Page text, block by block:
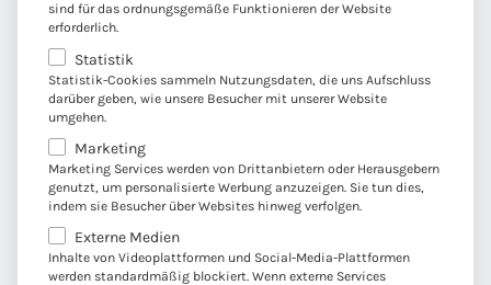
Durch unsere besondere Art der Zusammenarbeit
entstehen exzellente Ergebnisse. Wir empfinden
erst dann Erfolg, wenn Sie durch uns erfolgreich
sind.
sind für das ordnungsgemäße Funktionieren der Website
erforderlich.
Statistik
Statistik-Cookies sammeln Nutzungsdaten, die uns Aufschluss
darüber geben, wie unsere Besucher mit unserer Website
umgehen.
Marketing
Marketing Services werden von Drittanbietern oder Herausgebern
genutzt, um personalisierte Werbung anzuzeigen. Sie tun dies,
indem sie Besucher über Websites hinweg verfolgen.
Externe Medien
Inhalte von Videoplattformen und Social-Media-Plattformen
werden standardmäßig blockiert. Wenn externe Services